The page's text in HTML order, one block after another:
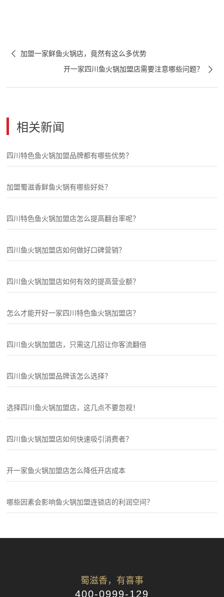
加盟一家鲜鱼火锅店，竟然有这么多优势

开一家四川鱼火锅加盟店需要注意哪些问题？
相关新闻
四川特色鱼火锅加盟品牌都有哪些优势？
加盟蜀滋香鲜鱼火锅有哪些好处？
四川特色鱼火锅加盟店怎么提高翻台率呢？
四川鱼火锅加盟店如何做好口碑营销？
四川鱼火锅加盟店如何有效的提高营业额？
怎么才能开好一家四川特色鱼火锅加盟店？
四川鱼火锅加盟店，只需这几招让你客流翻倍
四川鱼火锅加盟品牌该怎么选择？
选择四川鱼火锅加盟店，这几点不要忽视！
四川鱼火锅加盟店如何快速吸引消费者？
开一家鱼火锅加盟店怎么降低开店成本
哪些因素会影响鱼火锅加盟连锁店的利润空间？
蜀滋香，有喜事
400-0999-129